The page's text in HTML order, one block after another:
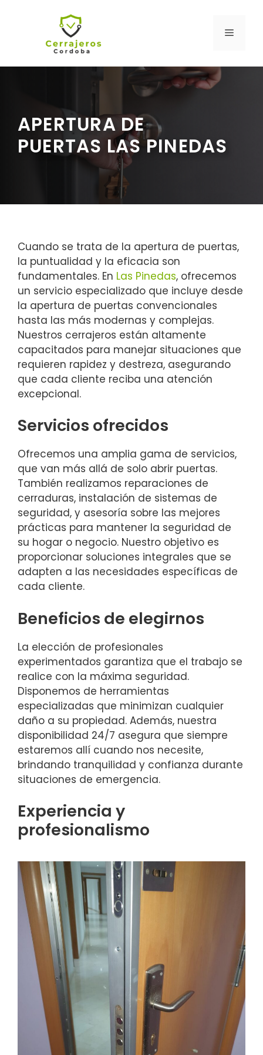
MENÚ
APERTURA DE
PUERTAS LAS PINEDAS
Cuando se trata de la apertura de puertas,
la puntualidad y la eficacia son
fundamentales. En Las Pinedas, ofrecemos
un servicio especializado que incluye desde
la apertura de puertas convencionales
hasta las más modernas y complejas.
Nuestros cerrajeros están altamente
capacitados para manejar situaciones que
requieren rapidez y destreza, asegurando
que cada cliente reciba una atención
excepcional.
Servicios ofrecidos
Ofrecemos una amplia gama de servicios,
que van más allá de solo abrir puertas.
También realizamos reparaciones de
cerraduras, instalación de sistemas de
seguridad, y asesoría sobre las mejores
prácticas para mantener la seguridad de
su hogar o negocio. Nuestro objetivo es
proporcionar soluciones integrales que se
adapten a las necesidades específicas de
cada cliente.
Beneficios de elegirnos
La elección de profesionales
experimentados garantiza que el trabajo se
realice con la máxima seguridad.
Disponemos de herramientas
especializadas que minimizan cualquier
daño a su propiedad. Además, nuestra
disponibilidad 24/7 asegura que siempre
estaremos allí cuando nos necesite,
brindando tranquilidad y confianza durante
situaciones de emergencia.
Experiencia y
profesionalismo